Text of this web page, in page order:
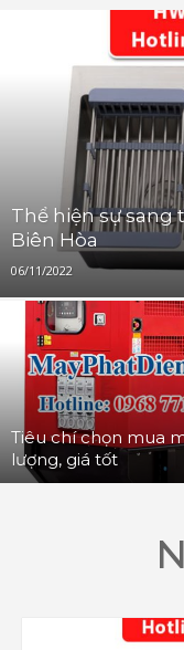
Thể hiện sự sang
Biên Hòa
06/11/2022
Tiêu chí chọn mua
lượng, giá tốt